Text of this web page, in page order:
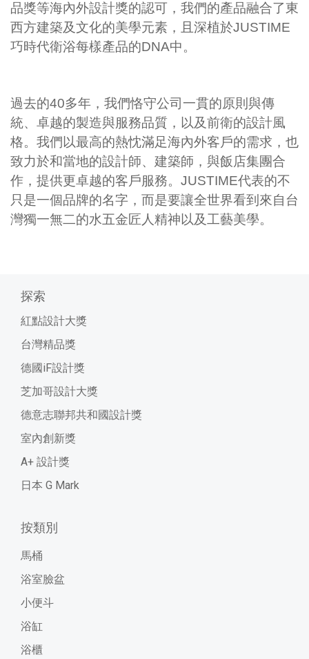
品獎等海內外設計獎的認可，我們的產品融合了東
西方建築及文化的美學元素，且深植於JUSTIME
巧時代衛浴每樣產品的DNA中。
過去的40多年，我們恪守公司一貫的原則與傳
統、卓越的製造與服務品質，以及前衛的設計風
格。我們以最高的熱忱滿足海內外客戶的需求，也
致力於和當地的設計師、建築師，與飯店集團合
作，提供更卓越的客戶服務。 JUSTIME代表的不
只是一個品牌的名字，而是要讓全世界看到來自台
灣獨一無二的水五金匠人精神以及工藝美學。
探索
紅點設計大獎
台灣精品獎
德國iF設計獎
芝加哥設計大獎
德意志聯邦共和國設計獎
室內創新獎
A+ 設計獎
日本 G Mark
按類別
馬桶
浴室臉盆
小便斗
浴缸
浴櫃